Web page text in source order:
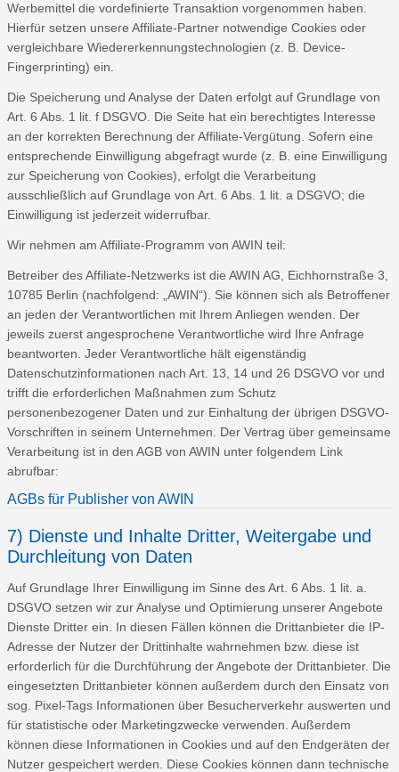
Werbemittel die vordefinierte Transaktion vorgenommen haben.
Hierfür setzen unsere Affiliate-Partner notwendige Cookies oder
vergleichbare Wiedererkennungstechnologien (z. B. Device-
Fingerprinting) ein.
Die Speicherung und Analyse der Daten erfolgt auf Grundlage von
Art. 6 Abs. 1 lit. f DSGVO. Die Seite hat ein berechtigtes Interesse
an der korrekten Berechnung der Affiliate-Vergütung. Sofern eine
entsprechende Einwilligung abgefragt wurde (z. B. eine Einwilligung
zur Speicherung von Cookies), erfolgt die Verarbeitung
ausschließlich auf Grundlage von Art. 6 Abs. 1 lit. a DSGVO; die
Einwilligung ist jederzeit widerrufbar.
Wir nehmen am Affiliate-Programm von AWIN teil:
Betreiber des Affiliate-Netzwerks ist die AWIN AG, Eichhornstraße 3,
10785 Berlin (nachfolgend:
AWIN ). Sie können sich als Betroffener
an jeden der Verantwortlichen mit Ihrem Anliegen wenden. Der
jeweils zuerst angesprochene Verantwortliche wird Ihre Anfrage
beantworten. Jeder Verantwortliche hält eigenständig
Datenschutzinformationen nach Art. 13, 14 und 26 DSGVO vor und
trifft die erforderlichen Maßnahmen zum Schutz
personenbezogener Daten und zur Einhaltung der übrigen DSGVO-
Vorschriften in seinem Unternehmen. Der Vertrag über gemeinsame
Verarbeitung ist in den AGB von AWIN unter folgendem Link
abrufbar:
AGBs für Publisher von AWIN
7) Dienste und Inhalte Dritter, Weitergabe und
Durchleitung von Daten
Auf Grundlage Ihrer Einwilligung im Sinne des Art. 6 Abs. 1 lit. a.
DSGVO setzen wir zur Analyse und Optimierung unserer Angebote
Dienste Dritter ein. In diesen Fällen können die Drittanbieter die IP-
Adresse der Nutzer der Drittinhalte wahrnehmen bzw. diese ist
erforderlich für die Durchführung der Angebote der Drittanbieter. Die
eingesetzten Drittanbieter können außerdem durch den Einsatz von
sog. Pixel-Tags Informationen über Besucherverkehr auswerten und
für statistische oder Marketingzwecke verwenden. Außerdem
können diese Informationen in Cookies und auf den Endgeräten der
Nutzer gespeichert werden. Diese Cookies können dann technische